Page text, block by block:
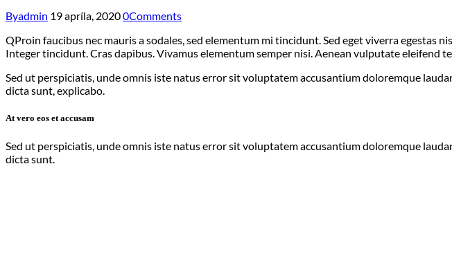
Byadmin 19 apríla, 20200Comments
QProin faucibus nec mauris a sodales, sed elementum mi tincidunt. Sed eget viverra egestas
Integer tincidunt. Cras dapibus. Vivamus elementum semper nisi. Aenean vulputate eleifend
Sed ut perspiciatis, unde omnis iste natus error sit voluptatem accusantium doloremque
dicta sunt, explicabo.
At vero eos et accusam
Sed ut perspiciatis, unde omnis iste natus error sit voluptatem accusantium doloremque
dicta sunt.